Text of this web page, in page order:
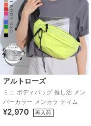
アルトローズ
ミニ ボディバッグ 推し活 メン
バーカラー メンカラ ティム
¥2,970 再入荷